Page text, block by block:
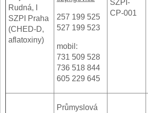
Rudná, I
SZPI Praha
(CHED-D,
aflatoxiny)
257 199 525
527 199 523
mobil:
731 509 528
736 518 844
605 229 645
SZPI-
CP-001
Průmyslová